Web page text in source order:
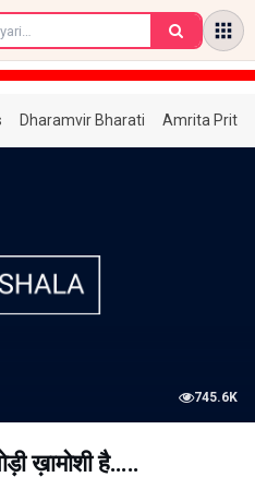
Dharamvir Bharati Amrita
745.6K
ख़ामोशी है.....